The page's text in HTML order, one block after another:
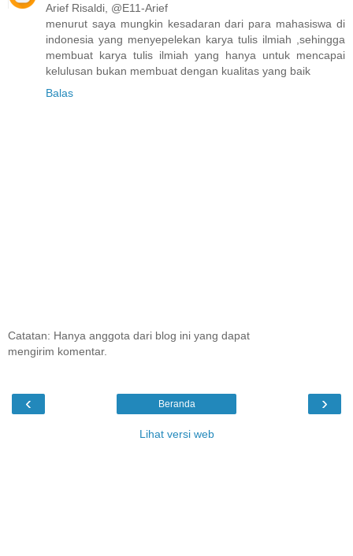
Arief Risaldi, @E11-Arief
menurut saya mungkin kesadaran dari para mahasiswa di
indonesia yang menyepelekan karya tulis ilmiah ,sehingga
membuat karya tulis ilmiah yang hanya untuk mencapai
kelulusan bukan membuat dengan kualitas yang baik
Balas
Catatan: Hanya anggota dari blog ini yang dapat
mengirim komentar.
‹ ›
Beranda
Lihat versi web